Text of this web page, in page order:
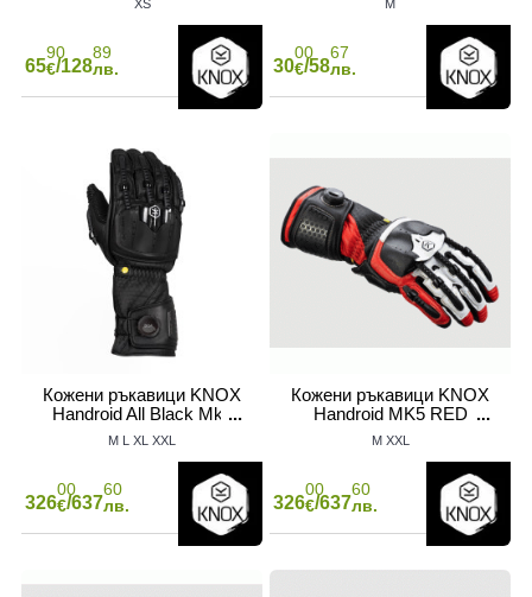
XS
65
90
€/128
89
лв.
M
30
00
€/58
67
лв.
Кожени ръкавици KNOX
Handroid All Black Mk5
M L XL XXL
326
00
€/637
60
лв.
Кожени ръкавици KNOX
Handroid MK5 RED
M XXL
326
00
€/637
60
лв.